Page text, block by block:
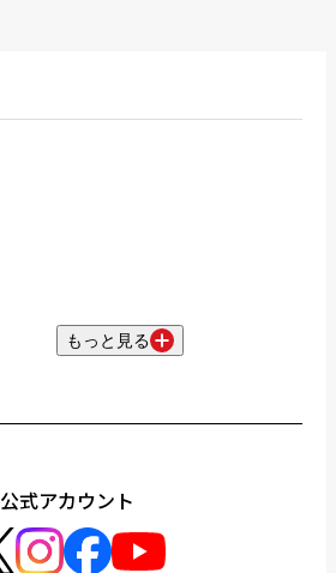
もっと見る
公式アカウント